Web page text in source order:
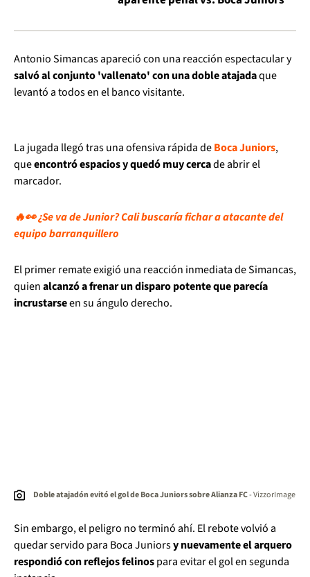
Antonio Simancas apareció con una reacción espectacular y
salvó al conjunto 'vallenato' con una doble atajadaque
levantó a todos en el banco visitante.
La jugada llegó tras una ofensiva rápida deBoca Juniors,
queencontró espacios y quedó muy cercade abrir el
marcador.
🔥👀 ¿Se va de Junior? Cali buscaría fichar a atacante del
equipo barranquillero
El primer remate exigió una reacción inmediata de Simancas,
quienalcanzó a frenar un disparo potente que parecía
incrustarseen su ángulo derecho.
Doble atajadón evitó el gol de Boca Juniors sobre Alianza FC- VizzorImage
Sin embargo, el peligro no terminó ahí. El rebote volvió a
quedar servido para Boca Juniorsy nuevamente el arquero
respondió con reflejos felinospara evitar el gol en segunda